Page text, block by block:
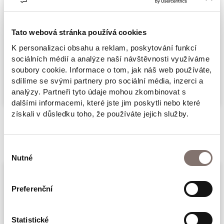
Tato webová stránka používá cookies
K personalizaci obsahu a reklam, poskytování funkcí
sociálních médií a analýze naší návštěvnosti využíváme
soubory cookie. Informace o tom, jak náš web používáte,
sdílíme se svými partnery pro sociální média, inzerci a
analýzy. Partneři tyto údaje mohou zkombinovat s
dalšími informacemi, které jste jim poskytli nebo které
získali v důsledku toho, že používáte jejich služby.
souhlasu
Nutné
Preferenční
Statistické
koncentračního tábora a potkali statkářku
Geniu, která jim vybělila vlasy, dala německá
jména a nebála se starat o dvě židovské děti.
Když nacisté Zeldu i Geniu zabili a statek, kde
se teď už třináctiletý Felix schovával, shořel,
dal se hrdina k partyzánům, aby pomohl
nacisty porazit. Brzy, doufá Felix, ta strašná
válka skončí a on i jeho ochránce Gabriek
zbědovaném Polsku však vládne chaos, hlad,
Více
Související produkty